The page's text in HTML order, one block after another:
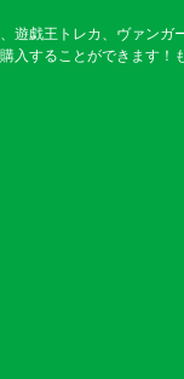
遊戯王トレカ、ヴァン
入することができます